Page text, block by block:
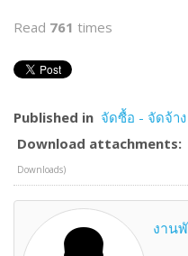
Read 761 times
Published in จัดซื้อ - จัดจ้าง
Download attachments:
Downloads)
งาน